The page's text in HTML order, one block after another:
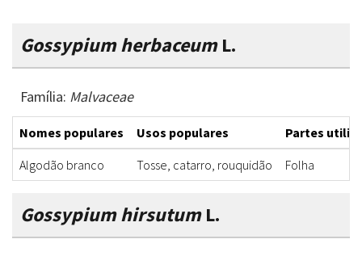
Gossypium herbaceumL.
Família: Malvaceae
Nomes populares Usos populares
Partes
Algodão branco
Tosse, catarro, rouquidão Folha
Gossypium hirsutumL.